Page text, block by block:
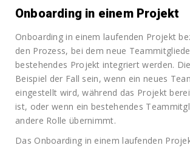
Onboarding in einem Projekt
Onboarding in einem laufenden Projekt
den Prozess, bei dem neue
bestehendes Projekt integriert werden.
Beispiel der Fall sein, wenn ein neues
eingestellt wird, während das Projekt
ist, oder wenn ein bestehendes
andere Rolle übernimmt.
Das Onboarding in einem laufenden